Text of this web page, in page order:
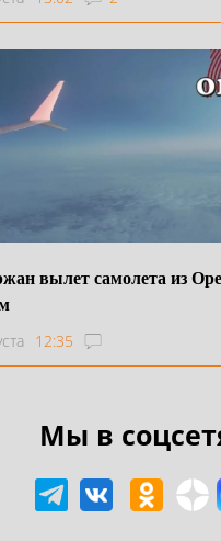
вылет самолета из
12:35
Мы в